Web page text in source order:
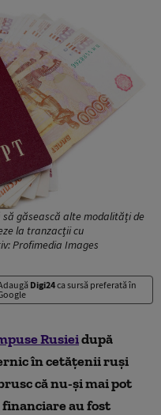
să găsească alte modalități de
la tranzacții cu
Profimedia Images
Digi24ca sursă preferată în
Rusieidupă
în cetățenii ruși
că nu-și mai pot
au fost